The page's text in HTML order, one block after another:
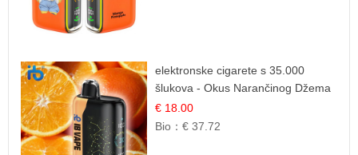
elektronske cigarete s 35.000
šlukova - Okus Narančinog Džema
| Dugotrajno Iskustvo
€ 18.00
Bio：€ 37.72